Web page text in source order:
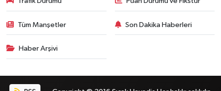
Tüm Manşetler Son Dakika Haberleri
Haber Arşivi